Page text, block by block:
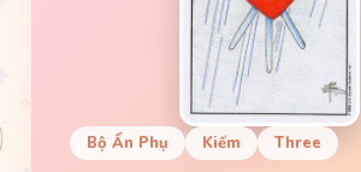
Bộ Ẩn Phụ Kiếm Three